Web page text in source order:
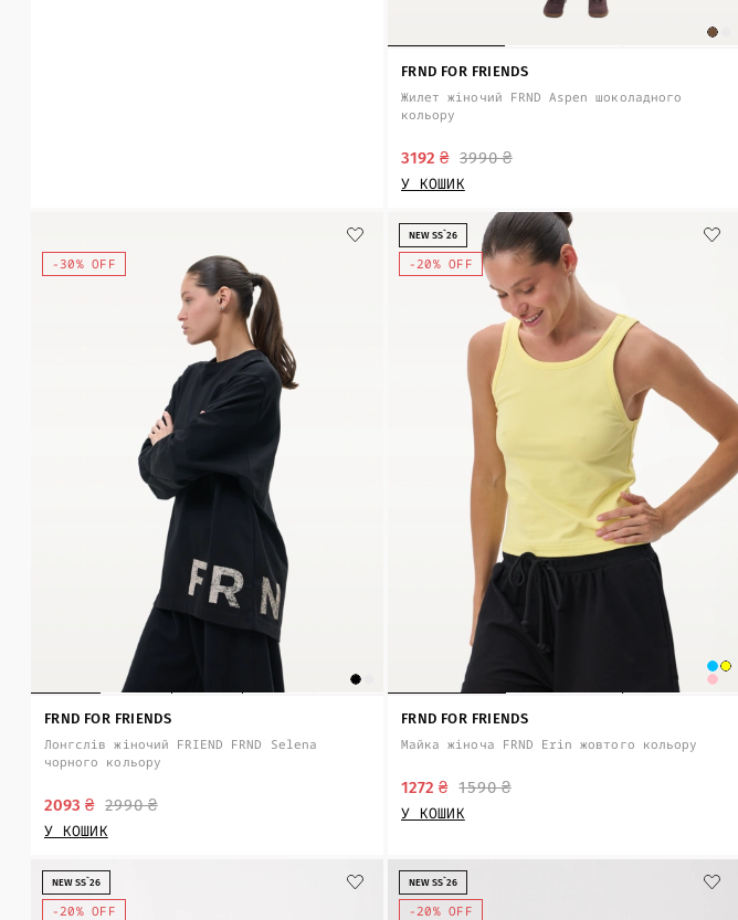
FRND FOR FRIENDS
Жилет жіночий FRND Aspen шоколадного
кольору
3990 ₴
3192 ₴
У КОШИК
-30% OFF
FRND FOR FRIENDS
Лонгслів жіночий FRIEND FRND Selena
чорного кольору
2990 ₴
2093 ₴
У КОШИК
-20% OFF
NEW SS`26
FRND FOR FRIENDS
Майка жіноча FRND Erin жовтого кольору
1590 ₴
1272 ₴
У КОШИК
-20% OFF
NEW SS`26
-20% OFF
NEW SS`26